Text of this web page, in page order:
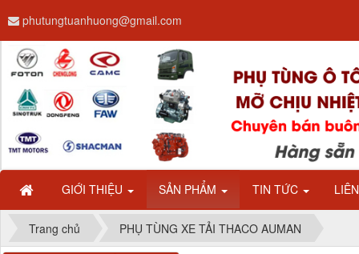
GIỚI THIỆU SẢN PHẨM TIN TỨC
phutungtuanhuong@gmail.com
Trang chủ PHỤ TÙNG XE TẢI THACO AUMAN
Dây ga CAMC H08 dài
2.68m